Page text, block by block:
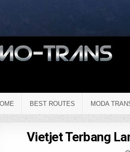
BEST ROUTES MODA
Vietjet Terbang